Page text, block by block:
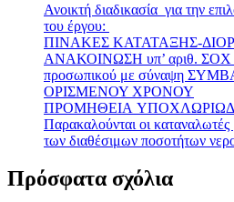
Ανοικτή διαδικασία για την
του έργου:
ΠΙΝΑΚΕΣ ΚΑΤΑΤΑΞΗΣ-
ΑΝΑΚΟΙΝΩΣΗ υπ’ αριθ. ΣΟΧ
προσωπικού με σύναψη
ΟΡΙΣΜΕΝΟΥ ΧΡΟΝΟΥ
ΠΡΟΜΗΘΕΙΑ
Παρακαλούνται οι
των διαθέσιμων ποσοτήτων
Πρόσφατα σχόλια